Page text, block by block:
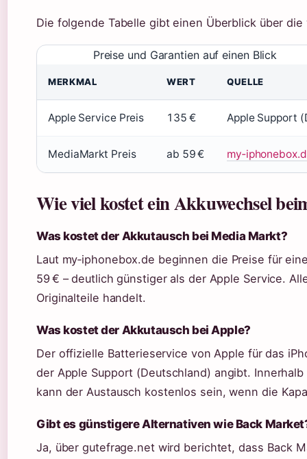
Die folgende Tabelle gibt einen Überblick über
Preise und Garantien auf einen Blick
MERKMAL WERT QUELLE
Apple Service Preis 135 € Apple Support
MediaMarkt Preis ab 59 €
Wie viel kostet ein Akkuwechsel
Was kostet der Akkutausch bei Media Markt?
Laut my‑iphonebox.de beginnen die Preise für
59 € – deutlich günstiger als der Apple Service.
Originalteile handelt.
Was kostet der Akkutausch bei Apple?
Der offizielle Batterieservice von Apple für das
der Apple Support (Deutschland) angibt.
kann der Austausch kostenlos sein, wenn die
Gibt es günstigere Alternativen wie Back
Ja, über gutefrage.net wird berichtet, dass Back